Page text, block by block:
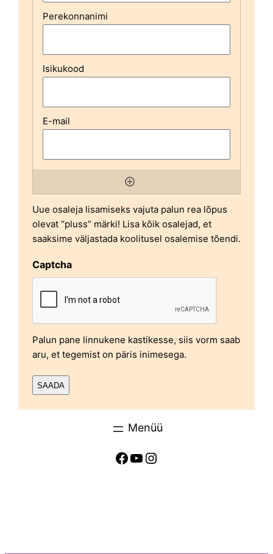
Uue osaleja lisamiseks vajuta palun rea lõpus
olevat “pluss” märki! Lisa kõik osalejad, et
saaksime väljastada koolitusel osalemise tõendi.
Captcha
Palun pane linnukene kastikesse, siis vorm saab
aru, et tegemist on päris inimesega.
Facebook
YouTube
Instagram